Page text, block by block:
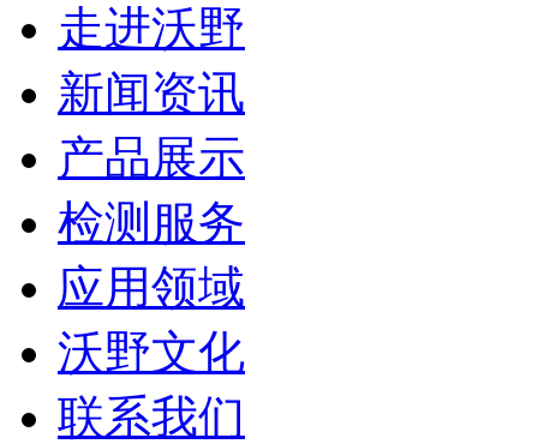
走进沃野
新闻资讯
产品展示
检测服务
应用领域
沃野文化
联系我们